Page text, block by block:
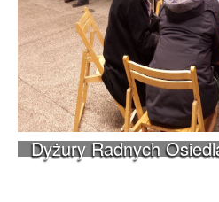
Dyżury Radnych